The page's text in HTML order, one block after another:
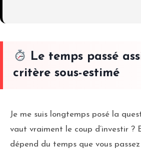
Le temps passé
critère sous-estimé
Je me suis longtemps posé la
vaut vraiment le coup d’investir
dépend du temps que vous passez